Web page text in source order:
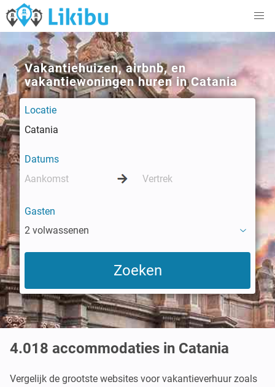
Vakantiehuizen, airbnb, en
vakantiewoningen huren in Catania
Locatie
Datums
Gasten
2 volwassenen
4.018 accommodaties in Catania
Vergelijk de grootste websites voor vakantieverhuur zoals